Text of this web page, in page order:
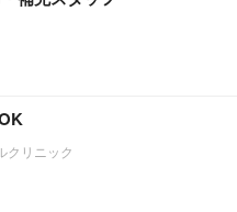
クリニック